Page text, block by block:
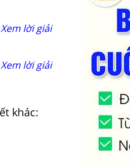
Xem lời giải
Xem lời giải
khác: